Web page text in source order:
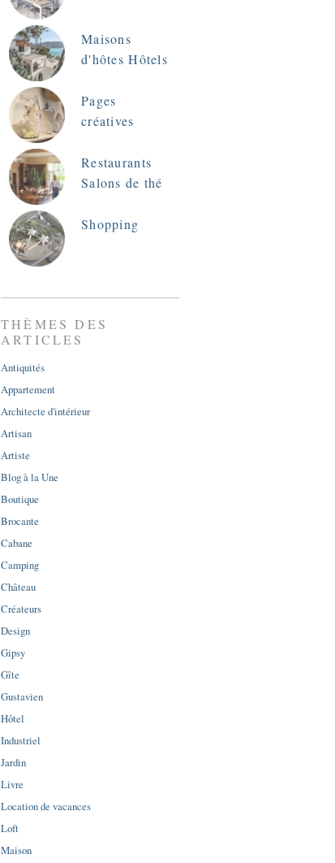
Maisons
d'hôtes Hôtels
Pages
créatives
Restaurants
Salons de thé
Shopping
THÈMES DES
ARTICLES
Antiquités
Appartement
Architecte d'intérieur
Artisan
Artiste
Blog à la Une
Boutique
Brocante
Cabane
Camping
Château
Créateurs
Design
Gipsy
Gîte
Gustavien
Hôtel
Industriel
Jardin
Livre
Location de vacances
Loft
Maison